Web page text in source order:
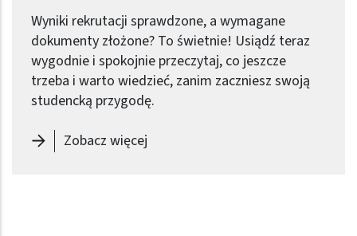
Wyniki rekrutacji sprawdzone, a wymagane
dokumenty złożone? To świetnie! Usiądź teraz
wygodnie i spokojnie przeczytaj, co jeszcze
trzeba i warto wiedzieć, zanim zaczniesz swoją
studencką przygodę.
Zobacz więcej-